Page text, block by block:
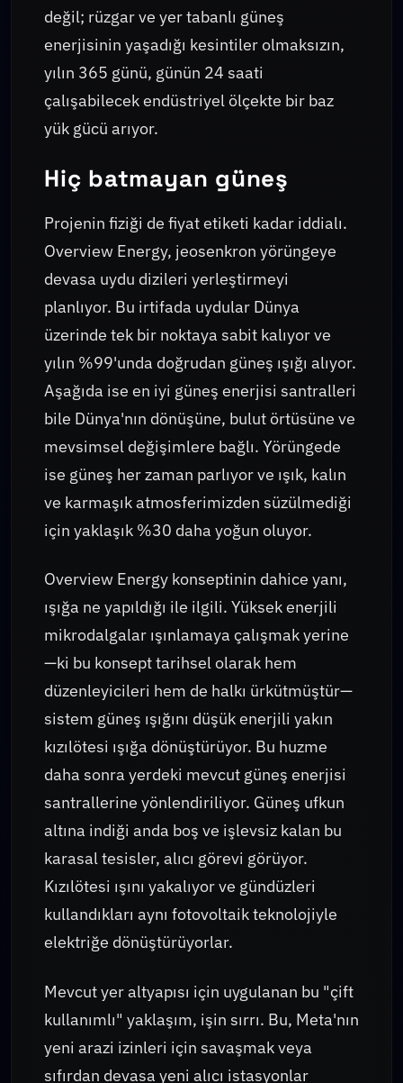
değil; rüzgar ve yer tabanlı güneş
enerjisinin yaşadığı kesintiler olmaksızın,
yılın 365 günü, günün 24 saati
çalışabilecek endüstriyel ölçekte bir baz
yük gücü arıyor.
Hiç batmayan güneş
Projenin fiziği de fiyat etiketi kadar iddialı.
Overview Energy, jeosenkron yörüngeye
devasa uydu dizileri yerleştirmeyi
planlıyor. Bu irtifada uydular Dünya
üzerinde tek bir noktaya sabit kalıyor ve
yılın %99'unda doğrudan güneş ışığı alıyor.
Aşağıda ise en iyi güneş enerjisi santralleri
bile Dünya'nın dönüşüne, bulut örtüsüne ve
mevsimsel değişimlere bağlı. Yörüngede
ise güneş her zaman parlıyor ve ışık, kalın
ve karmaşık atmosferimizden süzülmediği
için yaklaşık %30 daha yoğun oluyor.
Overview Energy konseptinin dahice yanı,
ışığa ne yapıldığı ile ilgili. Yüksek enerjili
mikrodalgalar ışınlamaya çalışmak yerine
—ki bu konsept tarihsel olarak hem
düzenleyicileri hem de halkı ürkütmüştür—
sistem güneş ışığını düşük enerjili yakın
kızılötesi ışığa dönüştürüyor. Bu huzme
daha sonra yerdeki mevcut güneş enerjisi
santrallerine yönlendiriliyor. Güneş ufkun
altına indiği anda boş ve işlevsiz kalan bu
karasal tesisler, alıcı görevi görüyor.
Kızılötesi ışını yakalıyor ve gündüzleri
kullandıkları aynı fotovoltaik teknolojiyle
elektriğe dönüştürüyorlar.
Mevcut yer altyapısı için uygulanan bu "çift
kullanımlı" yaklaşım, işin sırrı. Bu, Meta'nın
yeni arazi izinleri için savaşmak veya
sıfırdan devasa yeni alıcı istasyonlar